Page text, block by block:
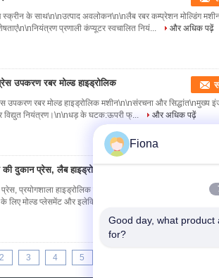
स्क्रीन के साथ\n\nउत्पाद अवलोकन\n\nलैब रबर कम्प्रेशन मोल्डिंग
प्रणाली कंप्यूटर स्वचालित नियं...
और अधिक पढ़ें
उपकरण रबर मोल्ड हाइड्रोलिक
रबर मोल्ड हाइड्रोलिक मशीन\n\nसंरचना और सिद्धांत\nमुख्य
विद्युत नियंत्रण।\n\nधड़ के घटक:ऊपरी फ्...
और अधिक पढ़ें
दुकान प्रेस, लैब हाइड्रोलिक प्रेस
प्रयोगशाला हाइड्रोलिक प्रेस उत्पाद का अवलोकन हाइड्रोलिक
लिए मोल्ड प्लेसमेंट और इलेक्ट्रिक-हीटिंग फ्ल...
2 3 4 5
Fiona
Good day, what product
for?